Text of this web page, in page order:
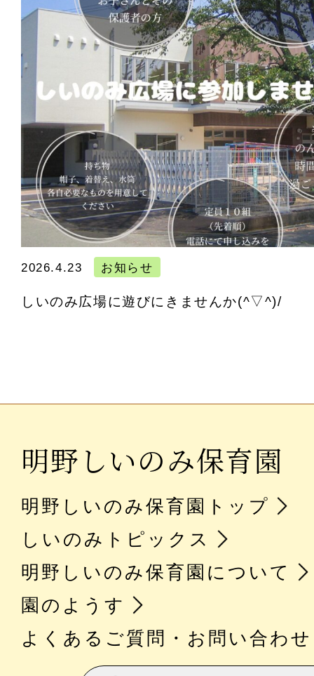
2026.4.23 お知らせ
しいのみ広場に遊びにきませんか(^▽^)/
明野しいのみ保育園
明野しいのみ保育園トップ
しいのみトピックス
明野しいのみ保育園について
園のようす
よくあるご質問・お問い合わせ